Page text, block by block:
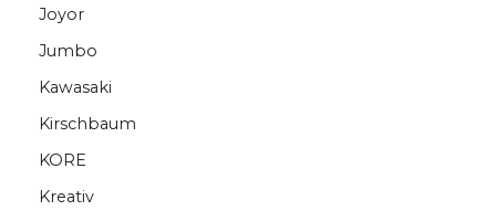
Joyor
Jumbo
Kawasaki
Kirschbaum
KORE
Kreativ